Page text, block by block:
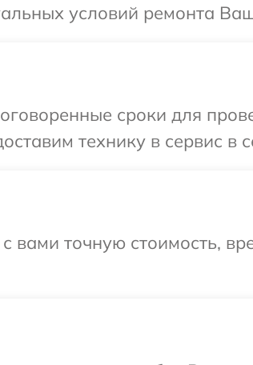
условий ремонта
сроки для
технику в сервис в
вами точную стоимость,